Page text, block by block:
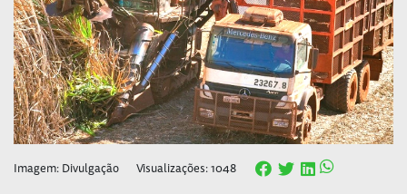
Imagem: Divulgação Visualizações: 1048